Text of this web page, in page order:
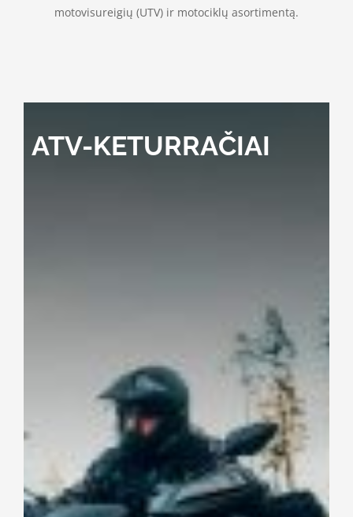
motovisureigių (UTV) ir motociklų asortimentą.
ATV-KETURRAČIAI